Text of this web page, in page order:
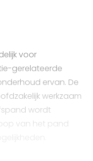
voor
gerelateerde
ervan. De
werkzaam
wordt
van het pand